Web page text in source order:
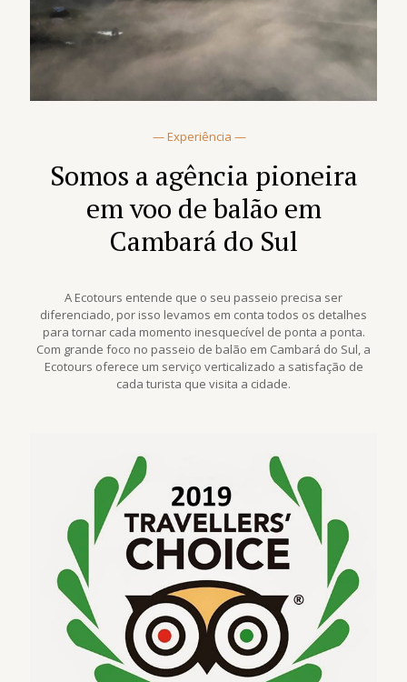
— Experiência —
Somos a agência pioneira
em voo de balão em
Cambará do Sul
A Ecotours entende que o seu passeio precisa ser
diferenciado, por isso levamos em conta todos os detalhes
para tornar cada momento inesquecível de ponta a ponta.
Com grande foco no passeio de balão em Cambará do Sul, a
Ecotours oferece um serviço verticalizado a satisfação de
cada turista que visita a cidade.